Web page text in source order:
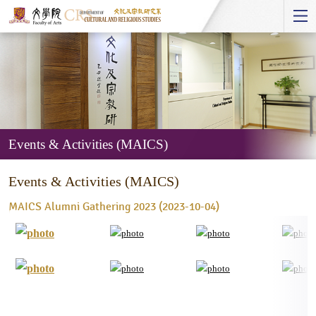
Start
Events & Activities (MAICS)
&
Activities
(MAICS)
Events & Activities (MAICS)
MAICS Alumni Gathering 2023 (2023-10-04)